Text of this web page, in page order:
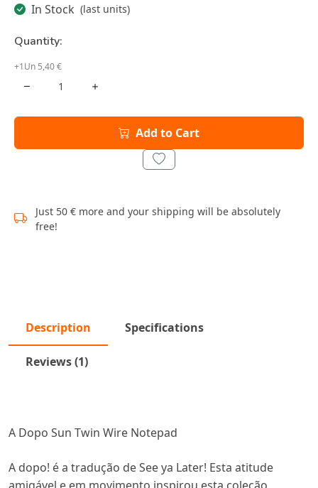
In Stock (last units)
Quantity:
+1Un 5,40 €
Add to Cart
Just 50 € more and your shipping will be absolutely
free!
Description Specifications
Reviews (1)
A Dopo Sun Twin Wire Notepad
A dopo! é a tradução de See ya Later! Esta atitude